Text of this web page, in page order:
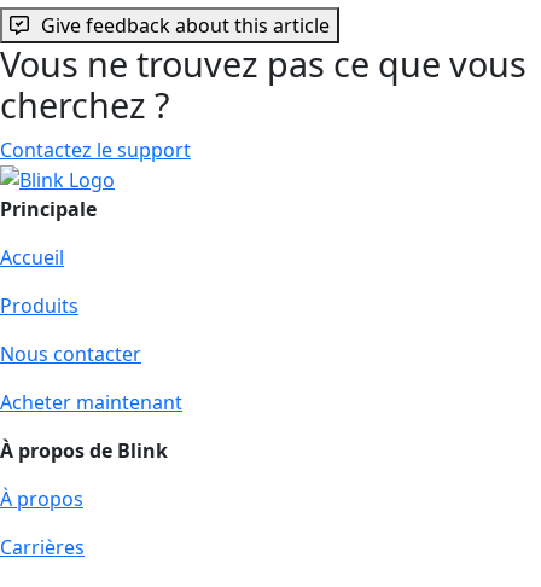
Give feedback about this article
Vous ne trouvez pas ce que vous
cherchez ?
Contactez le support
Principale
Accueil
Produits
Nous contacter
Acheter maintenant
À propos de Blink
À propos
Carrières